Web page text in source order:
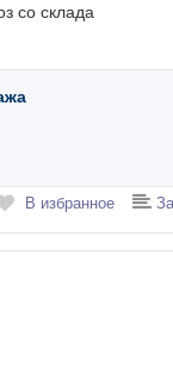
со склада
В избранное